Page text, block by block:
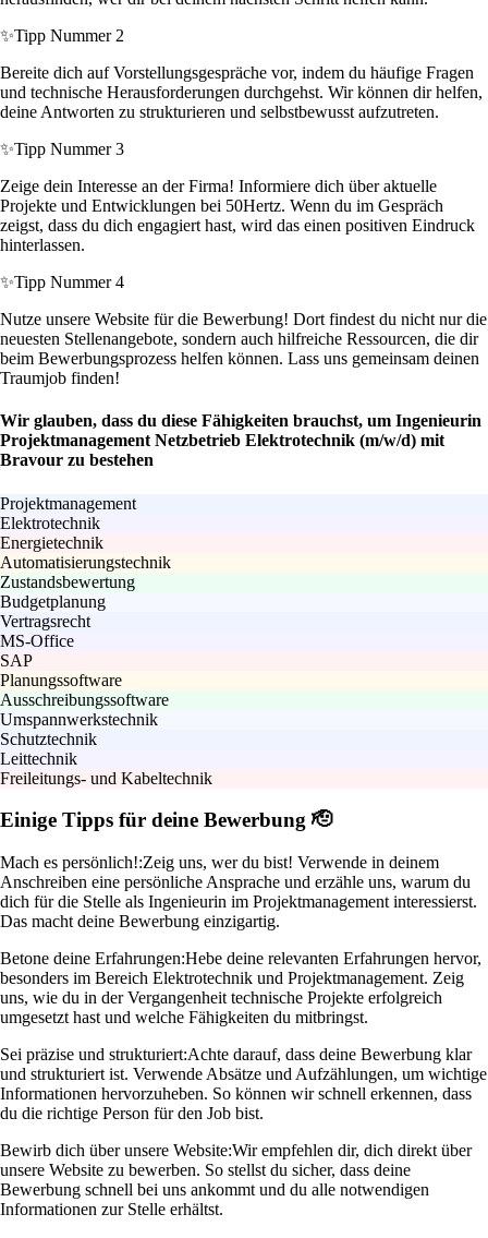
✨Tipp Nummer 2
Bereite dich auf Vorstellungsgespräche vor, indem du häufige Fragen
und technische Herausforderungen durchgehst. Wir können dir helfen,
deine Antworten zu strukturieren und selbstbewusst aufzutreten.
✨Tipp Nummer 3
Zeige dein Interesse an der Firma! Informiere dich über aktuelle
Projekte und Entwicklungen bei 50Hertz. Wenn du im Gespräch
zeigst, dass du dich engagiert hast, wird das einen positiven Eindruck
hinterlassen.
✨Tipp Nummer 4
Nutze unsere Website für die Bewerbung! Dort findest du nicht nur die
neuesten Stellenangebote, sondern auch hilfreiche Ressourcen, die dir
beim Bewerbungsprozess helfen können. Lass uns gemeinsam deinen
Traumjob finden!
Wir glauben, dass du diese Fähigkeiten brauchst, um Ingenieurin
Projektmanagement Netzbetrieb Elektrotechnik (m/w/d) mit
Bravour zu bestehen
Projektmanagement
Elektrotechnik
Energietechnik
Automatisierungstechnik
Zustandsbewertung
Budgetplanung
Vertragsrecht
MS-Office
SAP
Planungssoftware
Ausschreibungssoftware
Umspannwerkstechnik
Schutztechnik
Leittechnik
Freileitungs- und Kabeltechnik
Einige Tipps für deine Bewerbung 🫡
Mach es persönlich!:Zeig uns, wer du bist! Verwende in deinem
Anschreiben eine persönliche Ansprache und erzähle uns, warum du
dich für die Stelle als Ingenieurin im Projektmanagement interessierst.
Das macht deine Bewerbung einzigartig.
Betone deine Erfahrungen:Hebe deine relevanten Erfahrungen hervor,
besonders im Bereich Elektrotechnik und Projektmanagement. Zeig
uns, wie du in der Vergangenheit technische Projekte erfolgreich
umgesetzt hast und welche Fähigkeiten du mitbringst.
Sei präzise und strukturiert:Achte darauf, dass deine Bewerbung klar
und strukturiert ist. Verwende Absätze und Aufzählungen, um wichtige
Informationen hervorzuheben. So können wir schnell erkennen, dass
du die richtige Person für den Job bist.
Bewirb dich über unsere Website:Wir empfehlen dir, dich direkt über
unsere Website zu bewerben. So stellst du sicher, dass deine
Bewerbung schnell bei uns ankommt und du alle notwendigen
Informationen zur Stelle erhältst.